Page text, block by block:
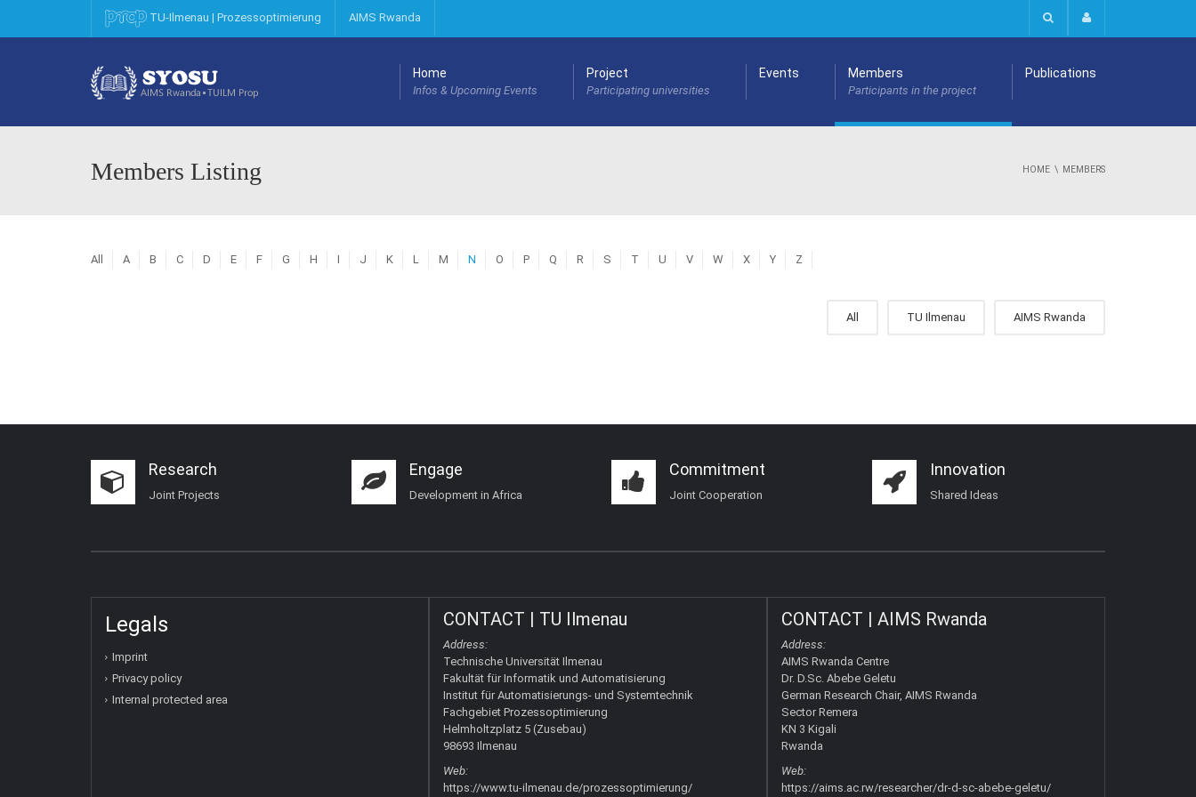
TU-Ilmenau | Prozessoptimierung AIMS Rwanda
Home
Infos & Upcoming Events
Project
Participating universities
Events Members
Participants in the project
Publications
Members Listing HOME MEMBERS
All A B C D E F G H I J K L M N O P Q R S T U V W X Y Z
All TU Ilmenau AIMS Rwanda
Research
Joint Projects
Engage
Development in Africa
Commitment
Joint Cooperation
Innovation
Shared Ideas
Legals
Imprint
Privacy policy
Internal protected area
CONTACT | TU Ilmenau
Address:
Technische Universität Ilmenau
Fakultät für Informatik und Automatisierung
Institut für Automatisierungs- und Systemtechnik
Fachgebiet Prozessoptimierung
Helmholtzplatz 5 (Zusebau)
98693 Ilmenau
Web:
https://www.tu-ilmenau.de/prozessoptimierung/
CONTACT | AIMS Rwanda
Address:
AIMS Rwanda Centre
Dr. D.Sc. Abebe Geletu
German Research Chair, AIMS Rwanda
Sector Remera
KN 3 Kigali
Rwanda
Web:
https://aims.ac.rw/researcher/dr-d-sc-abebe-geletu/